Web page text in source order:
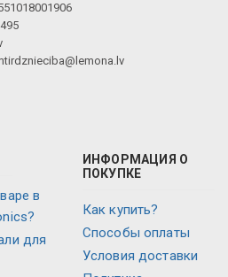
в
для
ИНФОРМАЦИЯ О
ПОКУПКЕ
Как купить?
Способы оплаты
Условия доставки